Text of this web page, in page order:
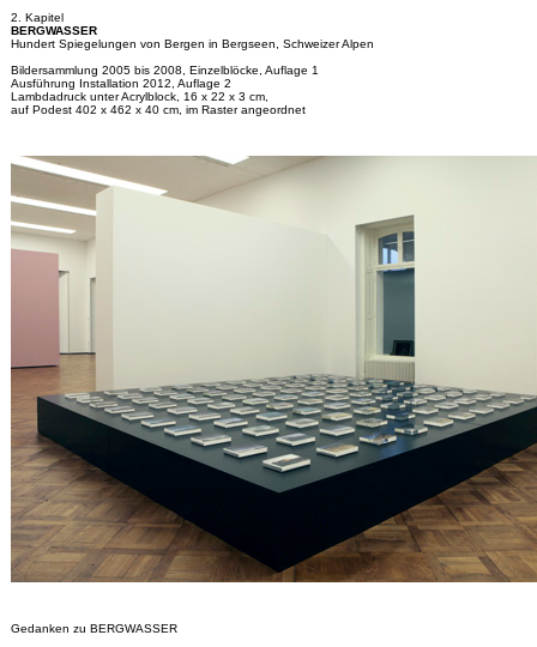
2. Kapitel
BERGWASSER
Hundert Spiegelungen von Bergen in Bergseen, Schweizer Alpen
Bildersammlung 2005 bis 2008, Einzelblöcke, Auflage 1
Ausführung Installation 2012, Auflage 2
Lambdadruck unter Acrylblock, 16 x 22 x 3 cm,
auf Podest 402 x 462 x 40 cm, im Raster angeordnet
Gedanken zu BERGWASSER